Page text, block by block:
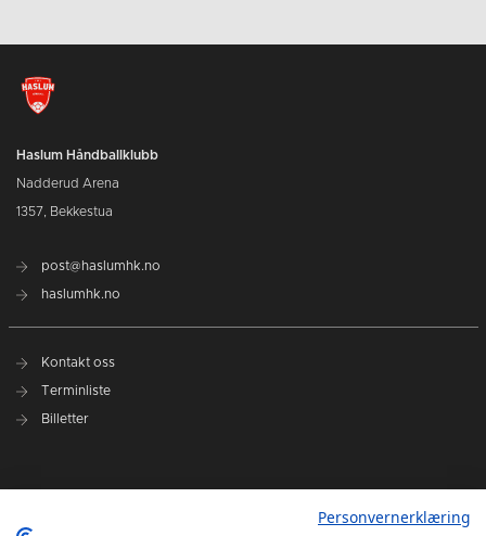
Haslum Håndballklubb
Nadderud Arena
1357, Bekkestua
post@haslumhk.no
haslumhk.no
Kontakt oss
Terminliste
Billetter
Personvernerklæring